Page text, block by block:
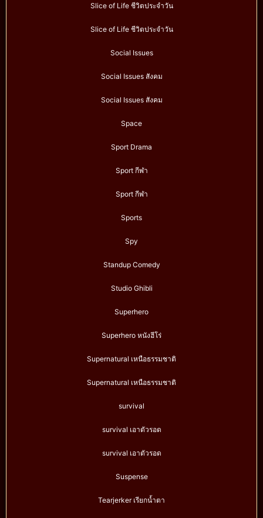
Slice of Life ชีวิตประจำวัน
Slice of Life ชีวิตประจำวัน
Social Issues
Social Issues สังคม
Social Issues สังคม
Space
Sport Drama
Sport กีฬา
Sport กีฬา
Sports
Spy
Standup Comedy
Studio Ghibli
Superhero
Superhero หนังฮีโร่
Supernatural เหนือธรรมชาติ
Supernatural เหนือธรรมชาติ
survival
survival เอาตัวรอด
survival เอาตัวรอด
Suspense
Tearjerker เรียกน้ำตา